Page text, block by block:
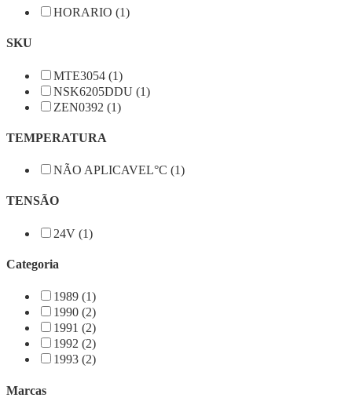
HORARIO (1)
SKU
MTE3054 (1)
NSK6205DDU (1)
ZEN0392 (1)
TEMPERATURA
NÃO APLICAVEL°C (1)
TENSÃO
24V (1)
Categoria
1989 (1)
1990 (2)
1991 (2)
1992 (2)
1993 (2)
Marcas